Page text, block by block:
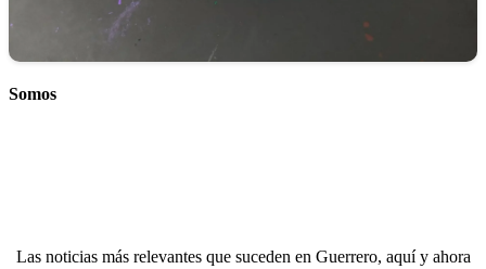
Somos
Las noticias más relevantes que suceden en Guerrero, aquí y ahora